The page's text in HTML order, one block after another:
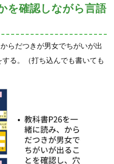
を確認しながら言語
らだつきが男女でちがいが出
る。（打ち込んでも書いても